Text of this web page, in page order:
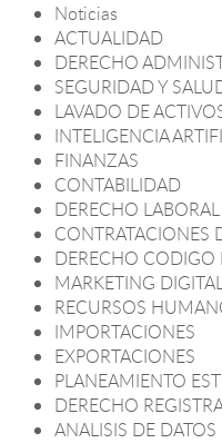
Noticias
ACTUALIDAD
DERECHO
SEGURIDAD Y
LAVADO DE
INTELIGENCIA
FINANZAS
CONTABILIDAD
DERECHO LABORAL
CONTRATACIONES
DERECHO CODIGO
MARKETING
RECURSOS
IMPORTACIONES
EXPORTACIONES
PLANEAMIENTO
DERECHO
ANALISIS DE DATOS